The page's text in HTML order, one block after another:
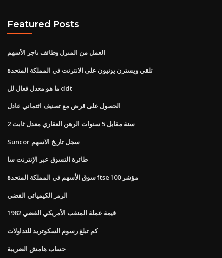
Featured Posts
العمل من المنزل وظائف تاجر الأسهم
تلقي ويسترن يونيون على الانترنت في المملكة المتحدة
ما هو معدل فعال لل ddt
الحصول على قرض مع تصنيف ائتماني عادل
2 سنة مقابل 5 سنوات الرهن العقاري معدل ثابت
Suncor سجل تاريخ الاسهم
طائرة التسوق عبر الإنترنت سا
سوق الأسهم في المملكة المتحدة ftse 100 مؤشر
الرمز الكيميائي الفضي
قيمة عملة المنقب الأمريكي الفضي 1982
كم تبلغ رسوم السكوتريد للتداولات
حساب هامش الضريبة